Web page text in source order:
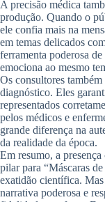
A precisão médica
produção. Quando o
ele confia mais na
em temas delicados
ferramenta poderosa
emociona ao mesmo
Os consultores
diagnóstico. Eles
representados
pelos médicos e
grande diferença na
da realidade da época.
Em resumo, a presença
pilar para “Máscaras
exatidão científica.
narrativa poderosa e